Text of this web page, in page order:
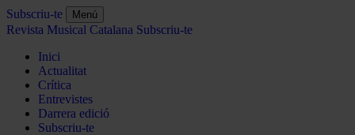
Subscriu-te Menú
Revista Musical Catalana Subscriu-te
Inici
Actualitat
Crítica
Entrevistes
Darrera edició
Subscriu-te